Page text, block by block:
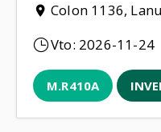
Colon 1136,
Vto: 2026-11-24
M.R410A